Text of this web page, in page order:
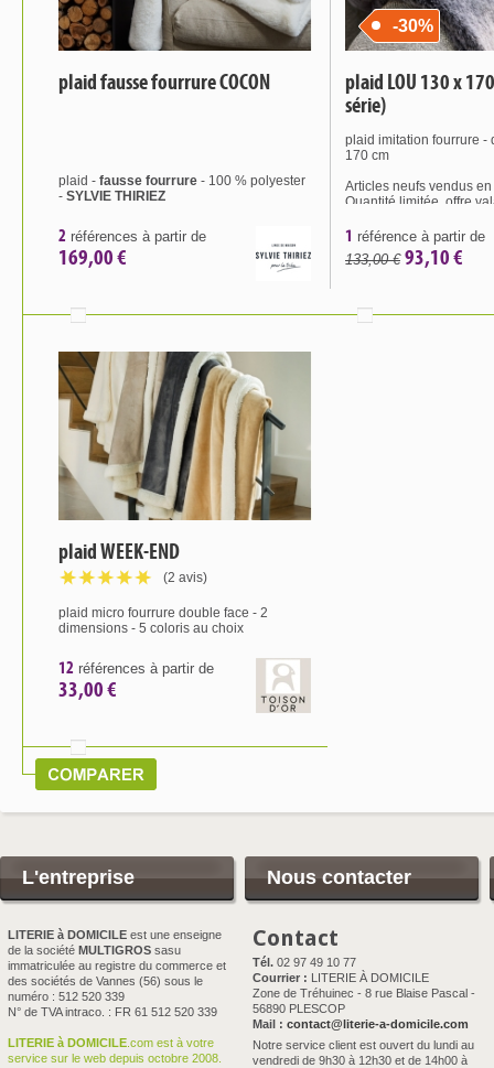
plaid fausse fourrure COCON
plaid - fausse fourrure - 100 % polyester
- SYLVIE THIRIEZ
2 références à partir de
169,00 €
-30%
plaid LOU 130 x
série)
plaid imitation fourrure -
170 cm
Articles neufs vendus
Quantité limitée, offre
1 référence à partir de
133,00 € 93,10 €
plaid WEEK-END
(2 avis)
plaid micro fourrure double face - 2
dimensions - 5 coloris au choix
12 références à partir de
33,00 €
L'entreprise
LITERIE à DOMICILE est une enseigne
de la société MULTIGROS sasu
immatriculée au registre du commerce et
des sociétés de Vannes (56) sous le
numéro : 512 520 339
N° de TVA intraco. : FR 61 512 520 339
LITERIE à DOMICILE .com est à votre
service sur le web depuis octobre 2008.
Nous contacter
Contact
Tél. 02 97 49 10 77
Courrier : LITERIE À DOMICILE
Zone de Tréhuinec - 8 rue Blaise Pascal -
56890 PLESCOP
Mail : contact@literie-a-domicile.com
Notre service client est ouvert du lundi au
vendredi de 9h30 à 12h30 et de 14h00 à